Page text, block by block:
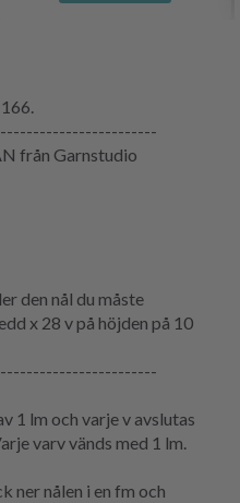
från Garnstudio
den nål du måste
x 28 v på höjden på 10
1 lm och varje v avslutas
varv vänds med 1 lm.
ner nålen i en fm och